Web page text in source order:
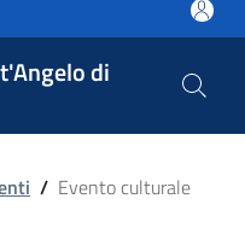
di
/ Evento culturale